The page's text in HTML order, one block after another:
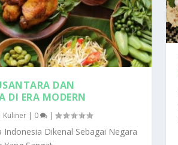
DAN
DI ERA MODERN
Kuliner | 0 |
Indonesia Dikenal Sebagai Negara